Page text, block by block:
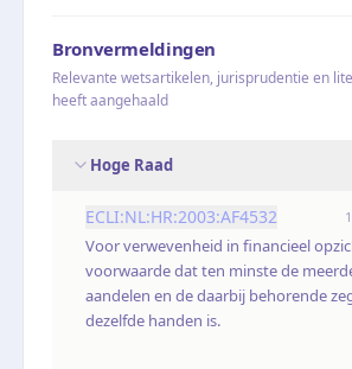
Bronvermeldingen
Relevante wetsartikelen, jurisprudentie en
heeft aangehaald
Hoge Raad
ECLI:NL:HR:2003:AF4532
Voor verwevenheid in financieel
voorwaarde dat ten minste de
aandelen en de daarbij behorende
dezelfde handen is.